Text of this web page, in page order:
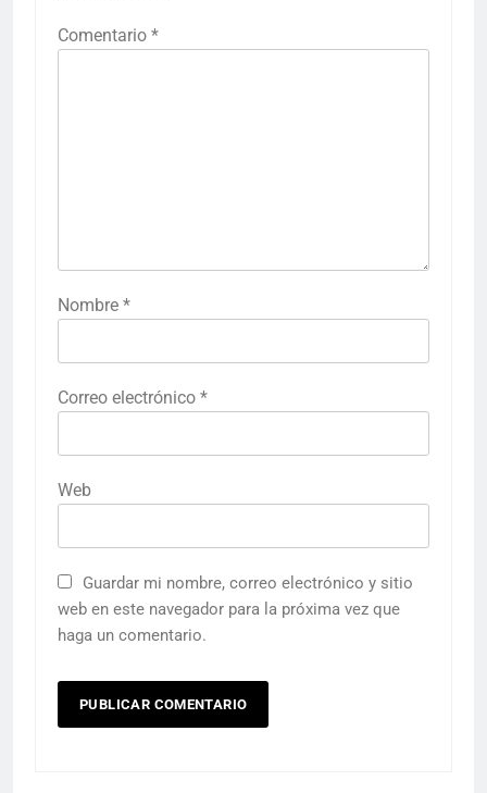
Comentario *
Nombre *
Correo electrónico *
Web
Guardar mi nombre, correo electrónico y sitio
web en este navegador para la próxima vez que
haga un comentario.